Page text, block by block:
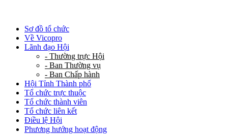
Sơ đồ tổ chức
Về Vicopro
Lãnh đạo Hội
- Thường trực Hội
- Ban Thường vụ
- Ban Chấp hành
Hội Tỉnh Thành phố
Tổ chức trực thuộc
Tổ chức thành viên
Tổ chức liên kết
Điều lệ Hội
Phương hướng hoạt động